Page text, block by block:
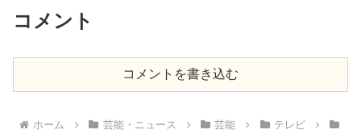
コメント
コメントを書き込む
ホーム 芸能・ニュース 芸能
テレビ